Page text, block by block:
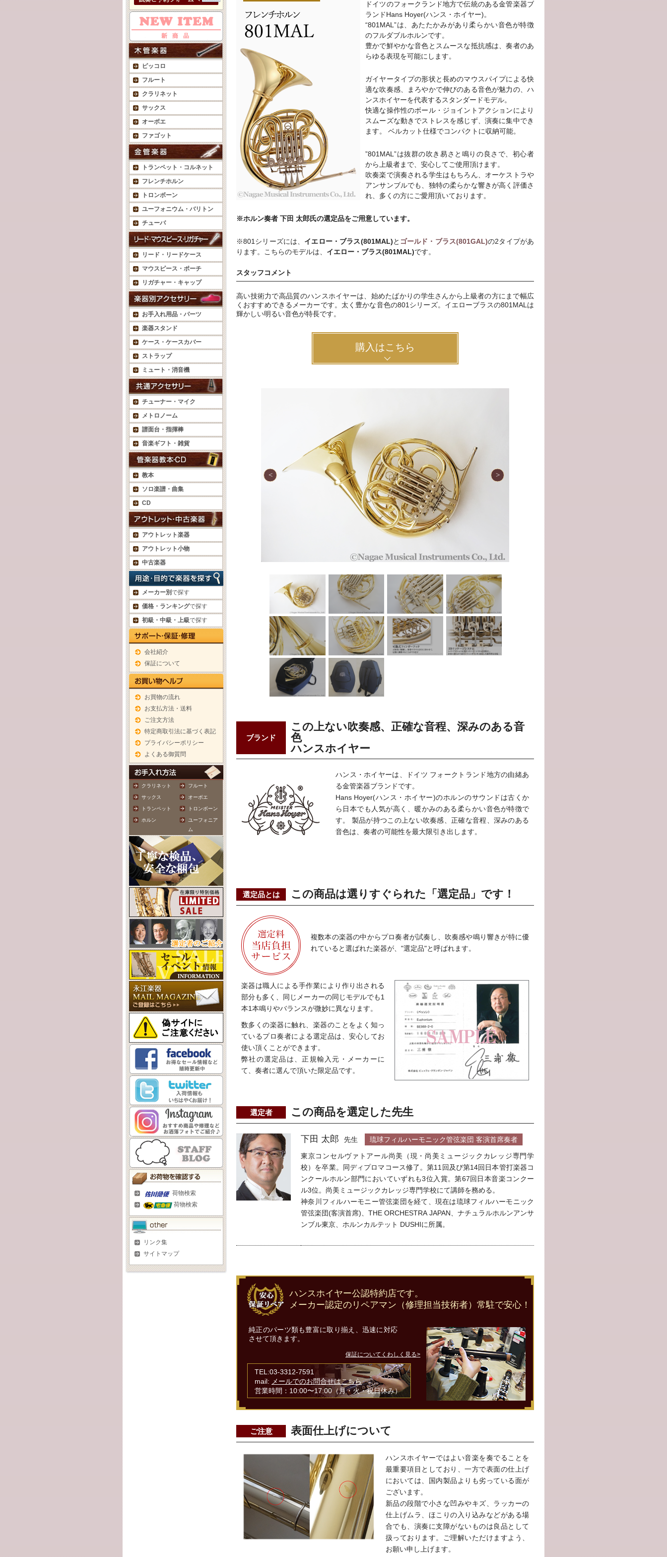
ピッコロ
フルート
クラリネット
サックス
オーボエ
ファゴット
トランペット・コルネット
フレンチホルン
トロンボーン
ユーフォニウム・バリトン
チューバ
リード・リードケース
マウスピース・ポーチ
リガチャー・キャップ
お手入れ用品・パーツ
楽器スタンド
ケース・ケースカバー
ストラップ
ミュート・消音機
チューナー・マイク
メトロノーム
譜面台・指揮棒
音楽ギフト・雑貨
教本
ソロ楽譜・曲集
CD
アウトレット楽器
アウトレット小物
中古楽器
メーカー別で探す
価格・ランキングで探す
初級・中級・上級で探す
会社紹介
保証について
お買物の流れ
お支払方法・送料
ご注文方法
特定商取引法に基づく表記
プライバシーポリシー
よくある御質問
クラリネット フルート
サックス オーボエ
トランペット トロンボーン
ホルン
ユーフォニア
ム
荷物検索
荷物検索
リンク集
サイトマップ
ドイツのフォークランド地方で伝統のある金管楽器ブ
ランドHans Hoyer(ハンス・ホイヤー)。
“801MAL”は、あたたかみがあり柔らかい音色が特徴
のフルダブルホルンです。
豊かで鮮やかな音色とスムースな抵抗感は、奏者のあ
らゆる表現を可能にします。
ガイヤータイプの形状と長めのマウスパイプによる快
適な吹奏感、まろやかで伸びのある音色が魅力の、ハ
ンスホイヤーを代表するスタンダードモデル。
快適な操作性のボール・ジョイントアクションにより
スムーズな動きでストレスを感じず、演奏に集中でき
ます。 ベルカット仕様でコンパクトに収納可能。
”801MAL”は抜群の吹き易さと鳴りの良さで、初心者
から上級者まで、安心してご使用頂けます。
吹奏楽で演奏される学生はもちろん、オーケストラや
アンサンブルでも、独特の柔らかな響きが高く評価さ
れ、多くの方にご愛用頂いております。
※ホルン奏者 下田 太郎氏の選定品をご用意しています。
※801シリーズには、 イエロー・ブラス(801MAL)と ゴールド・ブラス(801GAL)の2タイプがあ
ります。こちらのモデルは、 イエロー・ブラス(801MAL)です。
スタッフコメント
高い技術力で高品質のハンスホイヤーは、始めたばかりの学生さんから上級者の方にまで幅広
くおすすめできるメーカーです。太く豊かな音色の801シリーズ。イエローブラスの801MALは
輝かしい明るい音色が特長です。
購入はこちら
ブランド
この上ない吹奏感、正確な音程、深みのある音
色
ハンスホイヤー
ハンス・ホイヤーは、ドイツ フォークトランド地方の由緒あ
る金管楽器ブランドです。
Hans Hoyer(ハンス・ホイヤー)のホルンのサウンドは古くか
ら日本でも人気が高く、暖かみのある柔らかい音色が特徴で
す。 製品が持つこの上ない吹奏感、正確な音程、深みのある
音色は、奏者の可能性を最大限引き出します。
選定品とは この商品は選りすぐられた「選定品」です！
複数本の楽器の中からプロ奏者が試奏し、吹奏感や鳴り響きが特に優
れていると選ばれた楽器が、"選定品"と呼ばれます。
楽器は職人による手作業により作り出される
部分も多く、同じメーカーの同じモデルでも1
本1本鳴りやバランスが微妙に異なります。
数多くの楽器に触れ、楽器のことをよく知っ
ているプロ奏者による選定品は、安心してお
使い頂くことができます。
弊社の選定品は、正規輸入元・メーカーに
て、奏者に選んで頂いた限定品です。
選定者 この商品を選定した先生
下田 太郎 先生 琉球フィルハーモニック管弦楽団 客演首席奏者
東京コンセルヴァトアール尚美（現・尚美ミュージックカレッジ専門学
校）を卒業。同ディプロマコース修了。第11回及び第14回日本管打楽器コ
ンクールホルン部門においていずれも3位入賞。第67回日本音楽コンクー
ル3位。尚美ミュージックカレッジ専門学校にて講師を務める。
神奈川フィルハーモニー管弦楽団を経て、現在は琉球フィルハーモニック
管弦楽団(客演首席)、THE ORCHESTRA JAPAN、ナチュラルホルンアンサ
ンブル東京、ホルンカルテット DUSHIに所属。
ハンスホイヤー公認特約店です。
メーカー認定のリペアマン（修理担当技術者）常駐で安心！
純正のパーツ類も豊富に取り揃え、迅速に対応
させて頂きます。
保証についてくわしく見る>
TEL:03-3312-7591
mail: メールでのお問合せはこちら
営業時間：10:00〜17:00（月・火・祝日休み）
ご注意 表面仕上げについて
ハンスホイヤーではよい音楽を奏でることを
最重要項目としており、一方で表面の仕上げ
においては、国内製品よりも劣っている面が
ございます。
新品の段階で小さな凹みやキズ、ラッカーの
仕上げムラ、ほこりの入り込みなどがある場
合でも、演奏に支障がないものは良品として
扱っております。ご理解いただけますよう、
お願い申し上げます。